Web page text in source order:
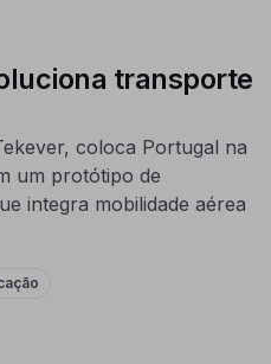
transporte
coloca Portugal na
um protótipo de
integra mobilidade aérea